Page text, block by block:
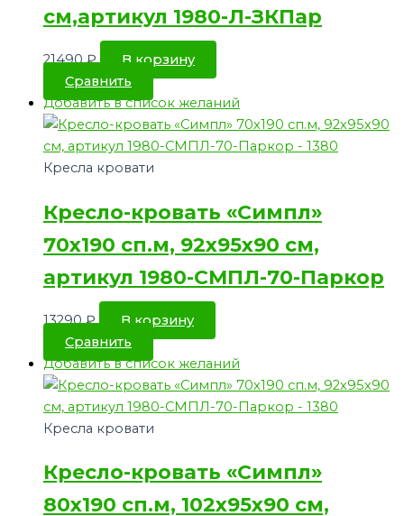
см,артикул 1980-Л-ЗКПар
21490₽
В корзину
Сравнить
Добавить в список желаний
Кресла кровати
Кресло-кровать «Симпл»
70х190 сп.м, 92х95х90 см,
артикул 1980-СМПЛ-70-Паркор
13290₽
В корзину
Сравнить
Добавить в список желаний
Кресла кровати
Кресло-кровать «Симпл»
80х190 сп.м, 102х95х90 см,